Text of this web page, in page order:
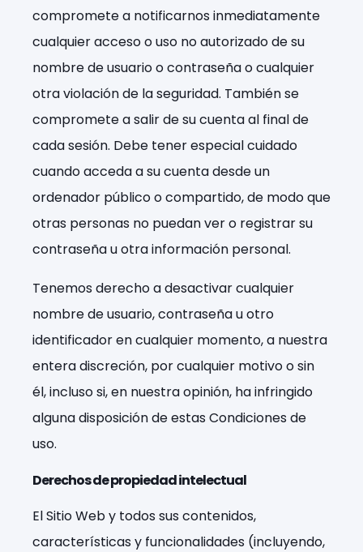
compromete a notificarnos inmediatamente
cualquier acceso o uso no autorizado de su
nombre de usuario o contraseña o cualquier
otra violación de la seguridad. También se
compromete a salir de su cuenta al final de
cada sesión. Debe tener especial cuidado
cuando acceda a su cuenta desde un
ordenador público o compartido, de modo que
otras personas no puedan ver o registrar su
contraseña u otra información personal.
Tenemos derecho a desactivar cualquier
nombre de usuario, contraseña u otro
identificador en cualquier momento, a nuestra
entera discreción, por cualquier motivo o sin
él, incluso si, en nuestra opinión, ha infringido
alguna disposición de estas Condiciones de
uso.
Derechos de propiedad intelectual
El Sitio Web y todos sus contenidos,
características y funcionalidades (incluyendo,